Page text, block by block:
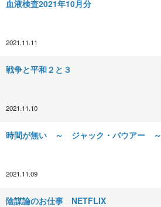
血液検査2021年10月分
2021.11.11
戦争と平和２と３
2021.11.10
時間が無い ～ ジャック・バウアー ～
2021.11.09
陰謀論のお仕事 NETFLIX